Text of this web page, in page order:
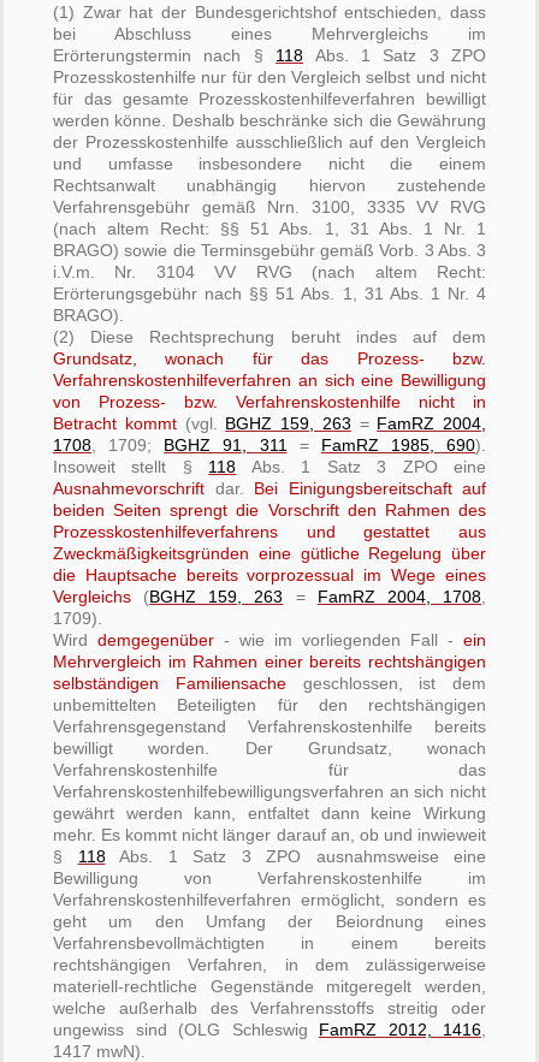
(1) Zwar hat der Bundesgerichtshof entschieden, dass
bei Abschluss eines Mehrvergleichs im
Erörterungstermin nach § 118 Abs. 1 Satz 3 ZPO
Prozesskostenhilfe nur für den Vergleich selbst und nicht
für das gesamte Prozesskostenhilfeverfahren bewilligt
werden könne. Deshalb beschränke sich die Gewährung
der Prozesskostenhilfe ausschließlich auf den Vergleich
und umfasse insbesondere nicht die einem
Rechtsanwalt unabhängig hiervon zustehende
Verfahrensgebühr gemäß Nrn. 3100, 3335 VV RVG
(nach altem Recht: §§ 51 Abs. 1, 31 Abs. 1 Nr. 1
BRAGO) sowie die Terminsgebühr gemäß Vorb. 3 Abs. 3
i.V.m. Nr. 3104 VV RVG (nach altem Recht:
Erörterungsgebühr nach §§ 51 Abs. 1, 31 Abs. 1 Nr. 4
BRAGO).
(2) Diese Rechtsprechung beruht indes auf dem
Grundsatz, wonach für das Prozess- bzw.
Verfahrenskostenhilfeverfahren an sich eine Bewilligung
von Prozess- bzw. Verfahrenskostenhilfe
nicht in
Betracht kommt(vgl. BGHZ 159, 263 = FamRZ 2004,
1708 , 1709; BGHZ 91, 311 = FamRZ 1985, 690).
Insoweit stellt § 118 Abs. 1 Satz 3 ZPO eine
Ausnahmevorschrift dar. Bei Einigungsbereitschaft auf
beiden Seiten sprengt die Vorschrift den Rahmen des
Prozesskostenhilfeverfahrens und gestattet aus
Zweckmäßigkeitsgründen eine gütliche Regelung über
die Hauptsache bereits vorprozessual im Wege eines
Vergleichs (BGHZ 159, 263 = FamRZ 2004, 1708
1709).
Wird demgegenüber - wie im vorliegenden Fall - ein
Mehrvergleich im Rahmen einer bereits rechtshängigen
selbständigen Familiensachegeschlossen, ist dem
unbemittelten Beteiligten für den rechtshängigen
Verfahrensgegenstand Verfahrenskostenhilfe bereits
bewilligt worden. Der Grundsatz, wonach
Verfahrenskostenhilfe für das
Verfahrenskostenhilfebewilligungsverfahren an sich nicht
gewährt werden kann, entfaltet dann keine Wirkung
mehr. Es kommt nicht länger darauf an, ob und inwieweit
§ 118Abs. 1 Satz 3 ZPO ausnahmsweise eine
Bewilligung von Verfahrenskostenhilfe im
Verfahrenskostenhilfeverfahren ermöglicht, sondern es
geht um den Umfang der Beiordnung eines
Verfahrensbevollmächtigten in einem bereits
rechtshängigen Verfahren, in dem zulässigerweise
materiell-rechtliche Gegenstände mitgeregelt werden,
welche außerhalb des Verfahrensstoffs streitig oder
ungewiss sind (OLG Schleswig FamRZ 2012, 1416
1417 mwN).